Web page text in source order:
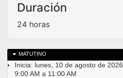
Duración
24 horas
MATUTINO
Inicia: lunes, 10 de agosto de 2026
9:00 AM a 11:00 AM